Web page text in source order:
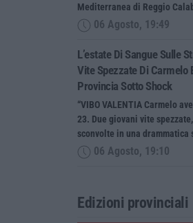
Mediterranea di Reggio
06 Agosto, 19:49
L’estate Di Sangue Sulle
Vite Spezzate Di Carmelo
Provincia Sotto Shock
“VIBO VALENTIA Carmelo
23. Due giovani vite
sconvolte in una drammatica
06 Agosto, 19:10
Edizioni provinciali